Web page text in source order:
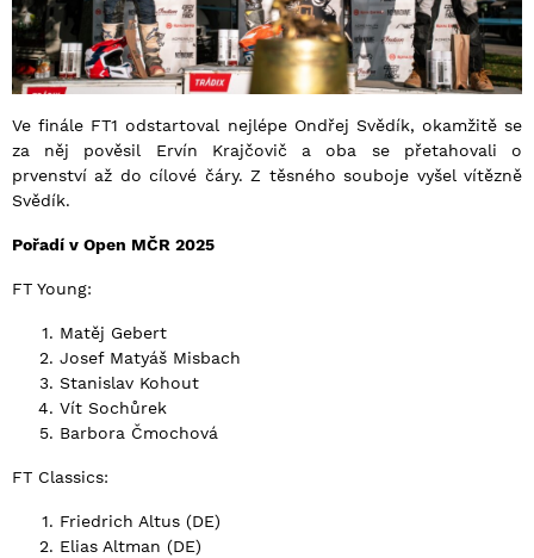
Ve finále FT1 odstartoval nejlépe Ondřej Svědík, okamžitě se
za něj pověsil Ervín Krajčovič a oba se přetahovali o
prvenství až do cílové čáry. Z těsného souboje vyšel vítězně
Svědík.
Pořadí v Open MČR 2025
FT Young:
Matěj Gebert
Josef Matyáš Misbach
Stanislav Kohout
Vít Sochůrek
Barbora Čmochová
FT Classics:
Friedrich Altus (DE)
Elias Altman (DE)